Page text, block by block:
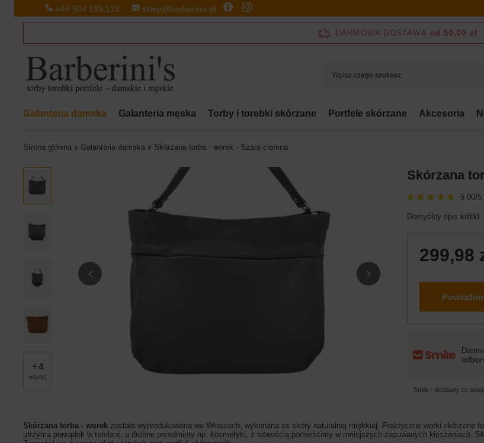
+48 504 199 123 sklep@barberinis.pl
DARMOWA DOSTAWA od 50,00 zł
Galanteria damska Galanteria męska Torby i torebki skórzane Portfele skórzane Akcesoria
Strona główna Galanteria damska Skórzana torba - worek - Szara ciemna
+4
więcej
Skórzana
5.00/
Domyślny opis krótki
299,98
Smile - dostawy ze
Skórzana torba - worek została wyprodukowana we Włoszech, wykonana ze skóry naturalnej miękkiej. Praktyczne worki
utrzyma porządek w torebce, a drobne przedmioty np. kosmetyki, z łatwością pomieścimy w mniejszych zasuwanych kieszeniach.